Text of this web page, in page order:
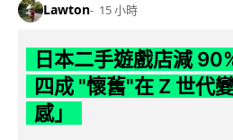
Lawton 15 小時
日本二手遊戲店減
四成 "懷舊"在 Z 世代
感」